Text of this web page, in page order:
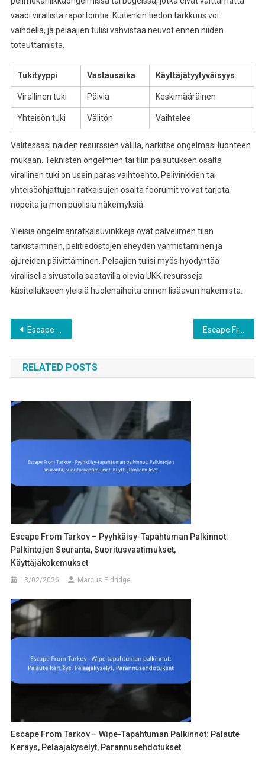
vaadi virallista raportointia. Kuitenkin tiedon tarkkuus voi
vaihdella, ja pelaajien tulisi vahvistaa neuvot ennen niiden
toteuttamista.
Tukityyppi Vastausaika Käyttäjätyytyväisyys
Virallinen tuki Päiviä Keskimääräinen
Yhteisön tuki Välitön Vaihtelee
Valitessasi näiden resurssien välillä, harkitse ongelmasi luonteen
mukaan. Teknisten ongelmien tai tilin palautuksen osalta
virallinen tuki on usein paras vaihtoehto. Pelivinkkien tai
yhteisöohjattujen ratkaisujen osalta foorumit voivat tarjota
nopeita ja monipuolisia näkemyksiä.
Yleisiä ongelmanratkaisuvinkkejä ovat palvelimen tilan
tarkistaminen, pelitiedostojen eheyden varmistaminen ja
ajureiden päivittäminen. Pelaajien tulisi myös hyödyntää
virallisella sivustolla saatavilla olevia UKK-resursseja
käsitelläkseen yleisiä huolenaiheita ennen lisäavun hakemista.
Post
navigation
Escape From Tarkov – Lahjakuvastukset: Vaatimusmenetelmät, Vahvistusvaiheet, Tilin linkittäminen
RELATED POSTS
Escape From Tarkov – Pyyhkäisy-Tapahtuman Palkinnot:
Palkintojen Seuranta, Suoritusvaatimukset,
Käyttäjäkokemukset
13/02/2026 Marcus Eldridge
Escape From Tarkov – Wipe-Tapahtuman Palkinnot: Palaute
Keräys, Pelaajakyselyt, Parannusehdotukset